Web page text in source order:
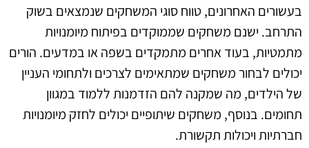
בעשורים האחרונים, טווח סוגי המשחקים שנמצאים בשוק
התרחב. ישנם משחקים שממוקדים בפיתוח מיומנויות
מתמטיות, בעוד אחרים מתמקדים בשפה או במדעים. הורים
יכולים לבחור משחקים שמתאימים לצרכים ולתחומי העניין
של הילדים, מה שמקנה להם הזדמנות ללמוד במגוון
תחומים. בנוסף, משחקים שיתופיים יכולים לחזק מיומנויות
חברתיות ויכולות תקשורת.